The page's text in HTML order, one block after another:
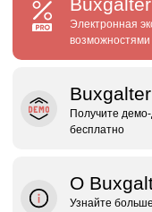
Buxgalter
Электронная
возможностями
Buxgalter
Получите
бесплатно
О
Узнайте